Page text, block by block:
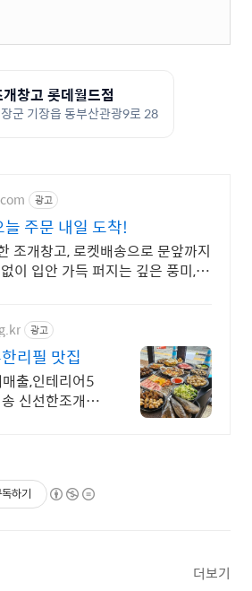
창고 롯데월드점
군 기장읍 동부산관광9로 28
광고
주문 내일 도착!
조개창고, 로켓배송으로 문앞까지
이 입안 가득 퍼지는 깊은 풍미,
광고
리필 맛집
출,인테리어5
신선한조개구,
하기
더보기